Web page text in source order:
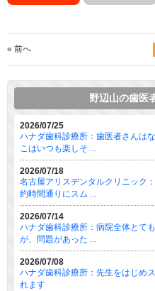
« 前へ
野辺山の歯医
2026/07/25
ハナダ歯科診療所：歯医者さんは
こはいつも楽しそ ...
2026/07/18
名古屋アリスデンタルクリニック
約時間通りにスム ...
2026/07/14
ハナダ歯科診療所：病院全体とて
が、問題があった ...
2026/07/08
ハナダ歯科診療所：先生をはじめ
れます